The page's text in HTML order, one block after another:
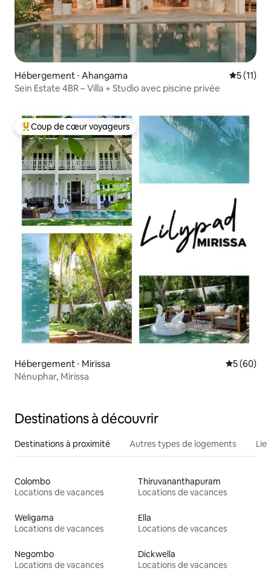
Hébergement ⋅ Ahangama
5 (11)
Sein Estate 4BR – Villa + Studio avec piscine privée
Coups de cœur voyageurs les plus appréciés
Coup de cœur voyageurs
Hébergement ⋅ Mirissa
5 (60)
Nénuphar, Mirissa
Destinations à découvrir
Destinations à proximité Autres types de logements
Colombo
Locations de vacances
Thiruvananthapuram
Locations de vacances
Weligama
Locations de vacances
Ella
Locations de vacances
Negombo
Locations de vacances
Dickwella
Locations de vacances